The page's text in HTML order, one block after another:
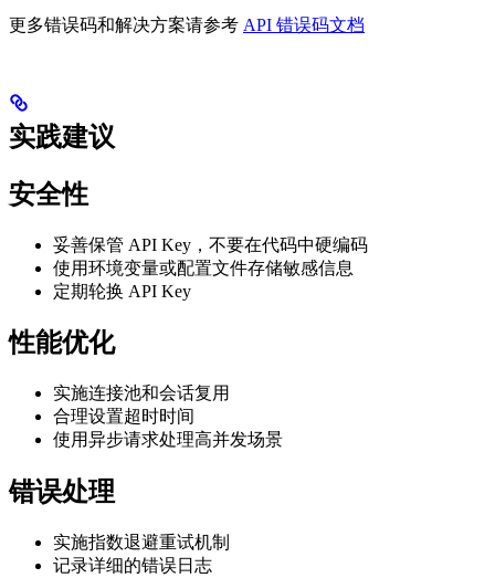
更多错误码和解决方案请参考 API 错误码文档
实践建议
安全性
妥善保管 API Key，不要在代码中硬编码
使用环境变量或配置文件存储敏感信息
定期轮换 API Key
性能优化
实施连接池和会话复用
合理设置超时时间
使用异步请求处理高并发场景
错误处理
实施指数退避重试机制
记录详细的错误日志